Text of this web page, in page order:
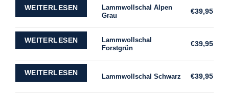
WEITERLESEN
Lammwollschal Alpen
Grau
€39,95
WEITERLESEN
Lammwollschal
Forstgrün
€39,95
WEITERLESEN Lammwollschal Schwarz €39,95